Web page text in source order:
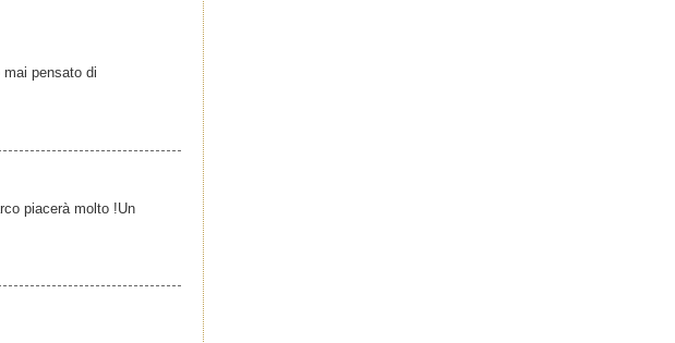
pensato di
piacerà molto !Un